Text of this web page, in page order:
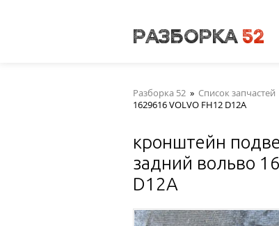
Разборка 52 » Список запчастей
1629616 VOLVO FH12 D12A
кронштейн
задний вольво
D12A